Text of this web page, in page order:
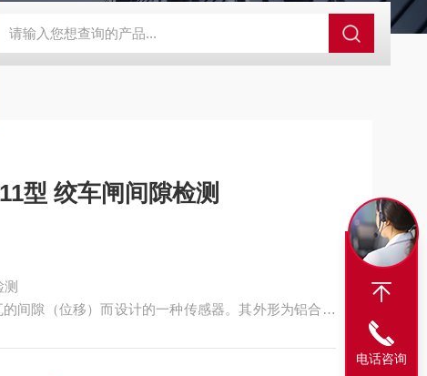
行程开关KHXC24 井下机电设备 便携式移动液压系统总成 提升机
型 绞车闸间隙检测
间隙（位移）而设计的一种传感器。其外形为铝合金
电话咨询